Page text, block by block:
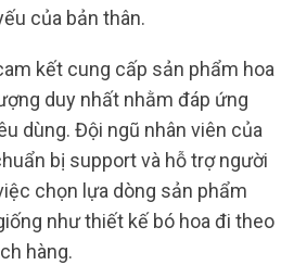
của bản thân.
kết cung cấp sản phẩm hoa
duy nhất nhằm đáp ứng
dùng. Đội ngũ nhân viên của
bị support và hỗ trợ người
chọn lựa dòng sản phẩm
như thiết kế bó hoa đi theo
hàng.